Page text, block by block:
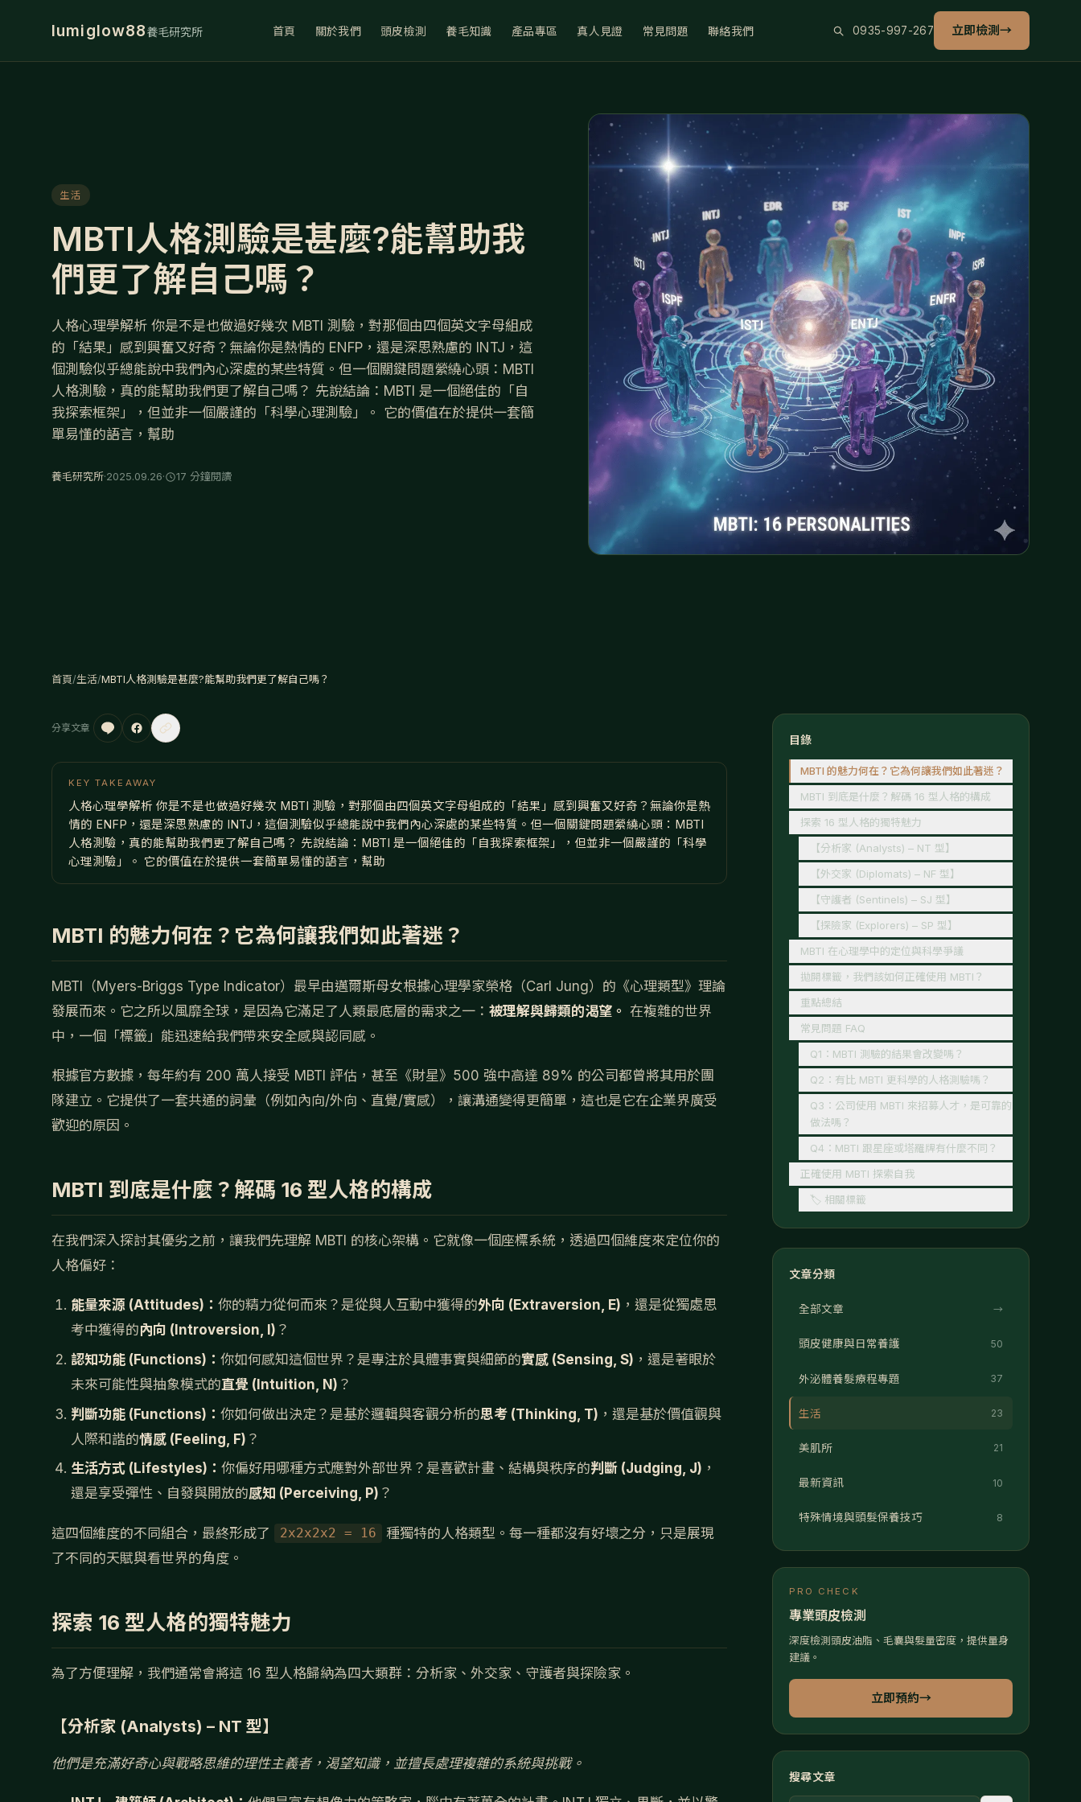
lumiglow88養毛研究所 首頁 關於我們 頭皮檢測 養毛知識 產品專區 真人見證 常見問題 聯絡我們 0935-997-267 立即檢測→
生活
MBTI人格測驗是甚麼?能幫助我
們更了解自己嗎？
人格心理學解析 你是不是也做過好幾次 MBTI 測驗，對那個由四個英文字母組成
的「結果」感到興奮又好奇？無論你是熱情的 ENFP，還是深思熟慮的 INTJ，這
個測驗似乎總能說中我們內心深處的某些特質。但一個關鍵問題縈繞心頭：MBTI
人格測驗，真的能幫助我們更了解自己嗎？ 先說結論：MBTI 是一個絕佳的「自
我探索框架」，但並非一個嚴謹的「科學心理測驗」。 它的價值在於提供一套簡
單易懂的語言，幫助
養毛研究所·2025.09.26· 17 分鐘閱讀
首頁/生活/MBTI人格測驗是甚麼?能幫助我們更了解自己嗎？
分享文章
KEY TAKEAWAY
人格心理學解析 你是不是也做過好幾次 MBTI 測驗，對那個由四個英文字母組成的「結果」感到興奮又好奇？無論你是熱
情的 ENFP，還是深思熟慮的 INTJ，這個測驗似乎總能說中我們內心深處的某些特質。但一個關鍵問題縈繞心頭：MBTI
人格測驗，真的能幫助我們更了解自己嗎？ 先說結論：MBTI 是一個絕佳的「自我探索框架」，但並非一個嚴謹的「科學
心理測驗」。 它的價值在於提供一套簡單易懂的語言，幫助
MBTI 的魅力何在？它為何讓我們如此著迷？
MBTI（Myers-Briggs Type Indicator）最早由邁爾斯母女根據心理學家榮格（Carl Jung）的《心理類型》理論
發展而來。它之所以風靡全球，是因為它滿足了人類最底層的需求之一： 被理解與歸類的渴望。 在複雜的世界
中，一個「標籤」能迅速給我們帶來安全感與認同感。
根據官方數據，每年約有 200 萬人接受 MBTI 評估，甚至《財星》500 強中高達 89% 的公司都曾將其用於團
隊建立。它提供了一套共通的詞彙（例如內向/外向、直覺/實感），讓溝通變得更簡單，這也是它在企業界廣受
歡迎的原因。
MBTI 到底是什麼？解碼 16 型人格的構成
在我們深入探討其優劣之前，讓我們先理解 MBTI 的核心架構。它就像一個座標系統，透過四個維度來定位你的
人格偏好：
能量來源 (Attitudes)： 你的精力從何而來？是從與人互動中獲得的外向 (Extraversion, E) ，還是從獨處思
考中獲得的內向 (Introversion, I) ？
認知功能 (Functions)： 你如何感知這個世界？是專注於具體事實與細節的實感 (Sensing, S) ，還是著眼於
未來可能性與抽象模式的直覺 (Intuition, N) ？
判斷功能 (Functions)： 你如何做出決定？是基於邏輯與客觀分析的思考 (Thinking, T) ，還是基於價值觀與
人際和諧的情感 (Feeling, F) ？
生活方式 (Lifestyles)： 你偏好用哪種方式應對外部世界？是喜歡計畫、結構與秩序的判斷 (Judging, J) ，
還是享受彈性、自發與開放的感知 (Perceiving, P) ？
這四個維度的不同組合，最終形成了 2x2x2x2 = 16
種獨特的人格類型。每一種都沒有好壞之分，只是展現
了不同的天賦與看世界的角度。
探索 16 型人格的獨特魅力
為了方便理解，我們通常會將這 16 型人格歸納為四大類群：分析家、外交家、守護者與探險家。
【分析家 (Analysts) – NT 型】
他們是充滿好奇心與戰略思維的理性主義者，渴望知識，並擅長處理複雜的系統與挑戰。
目錄
MBTI 的魅力何在？它為何讓我們如此著迷？
MBTI 到底是什麼？解碼 16 型人格的構成
探索 16 型人格的獨特魅力
【分析家 (Analysts) – NT 型】
【外交家 (Diplomats) – NF 型】
【守護者 (Sentinels) – SJ 型】
【探險家 (Explorers) – SP 型】
MBTI 在心理學中的定位與科學爭議
拋開標籤，我們該如何正確使用 MBTI？
重點總結
常見問題 FAQ
Q1：MBTI 測驗的結果會改變嗎？
Q2：有比 MBTI 更科學的人格測驗嗎？
Q3：公司使用 MBTI 來招募人才，是可靠的
做法嗎？
Q4：MBTI 跟星座或塔羅牌有什麼不同？
正確使用 MBTI 探索自我
🏷 相關標籤
文章分類
全部文章 →
頭皮健康與日常養護 50
外泌體養髮療程專題 37
生活 23
美肌所 21
最新資訊 10
特殊情境與頭髮保養技巧 8
PRO CHECK
專業頭皮檢測
深度檢測頭皮油脂、毛囊與髮量密度，提供量身
建議。
立即預約→
搜尋文章